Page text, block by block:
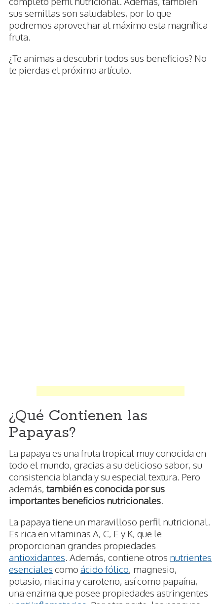
sus semillas son saludables, por lo que
podremos aprovechar al máximo esta magnífica
fruta.
¿Te animas a descubrir todos sus beneficios? No
te pierdas el próximo artículo.
¿Qué Contienen las
Papayas?
La papaya es una fruta tropical muy conocida en
todo el mundo, gracias a su delicioso sabor, su
consistencia blanda y su especial textura. Pero
además, también es conocida por sus
importantes beneficios nutricionales.
La papaya tiene un maravilloso perfil nutricional.
Es rica en vitaminas A, C, E y K, que le
proporcionan grandes propiedades
antioxidantes. Además, contiene otros nutrientes
esenciales como ácido fólico, magnesio,
potasio, niacina y caroteno, así como papaína,
una enzima que posee propiedades astringentes